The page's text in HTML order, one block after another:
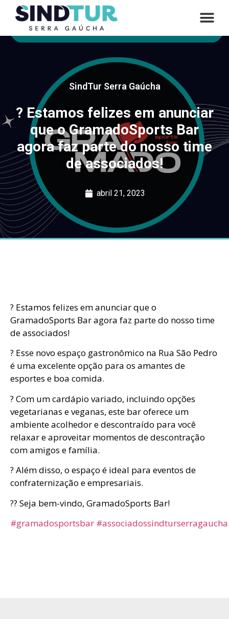
SindTur Serra Gaúcha
? Estamos felizes em anunciar
que o GramadoSports Bar
agora faz parte do nosso time
de associados!
abril 21, 2023
? Estamos felizes em anunciar que o
GramadoSports Bar agora faz parte do nosso time
de associados!
? Esse novo espaço gastronômico na Rua São Pedro
é uma excelente opção para os amantes de
esportes e boa comida.
? Com um cardápio variado, incluindo opções
vegetarianas e veganas, este bar oferece um
ambiente acolhedor e descontraído para você
relaxar e aproveitar momentos de descontração
com amigos e família.
? Além disso, o espaço é ideal para eventos de
confraternização e empresariais.
?? Seja bem-vindo, GramadoSports Bar!
#gramadosportsbar #associadossindturserragaucha